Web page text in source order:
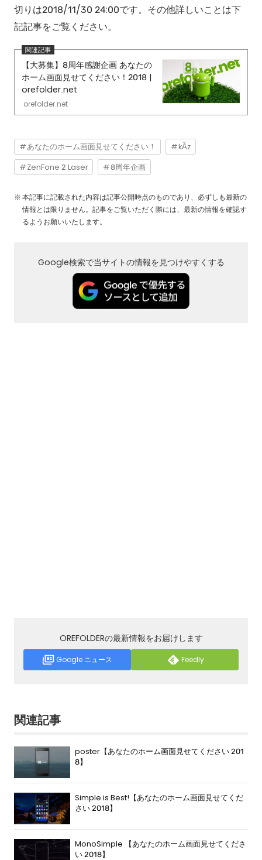
切りは2018/11/30 24:00です。その他詳しいことは下
記記事をご覧ください。
【大募集】8周年感謝企画 あなたの
ホーム画面見せてください！2018 |
orefolder.net
orefolder.net
あなたのホーム画面見せてください！ kÂz
ZenFone 2 Laser 8周年企画
本記事に記載された内容は記事公開時点のものであり、必ずしも最新の
情報とは限りません。記事をご覧いただく際には、最新の情報を確認す
るようお願いいたします。
Google検索で当サイトの情報を見つけやすくする
OREFOLDERの最新情報をお届けします
Google ニュース Feedly
関連記事
poster【あなたのホーム画面見せてください 201
8】
Simple is Best!【あなたのホーム画面見せてくだ
さい 2018】
MonoSimple 【あなたのホーム画面見せてくださ
い 2018】